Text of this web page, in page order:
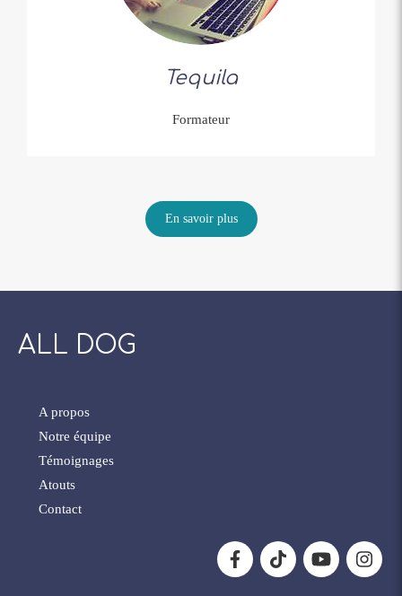
Tequila
Formateur
En savoir plus
ALL DOG
A propos
Notre équipe
Témoignages
Atouts
Contact